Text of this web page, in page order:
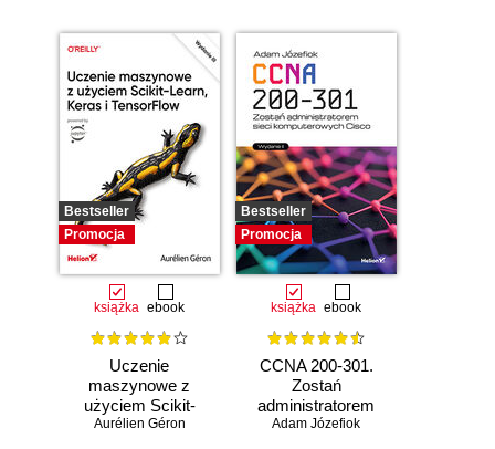
Bestseller
Promocja
książka ebook
Uczenie
maszynowe z
użyciem Scikit-
Learn, Keras i
Aurélien Géron
Bestseller
Promocja
książka ebook
CCNA 200-301.
Zostań
administratorem
sieci
Adam Józefiok